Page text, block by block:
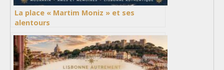
La place « Martim Moniz » et ses
alentours